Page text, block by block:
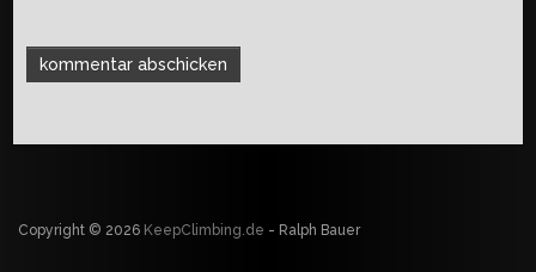
Copyright © 2026 KeepClimbing.de - Ralph Bauer